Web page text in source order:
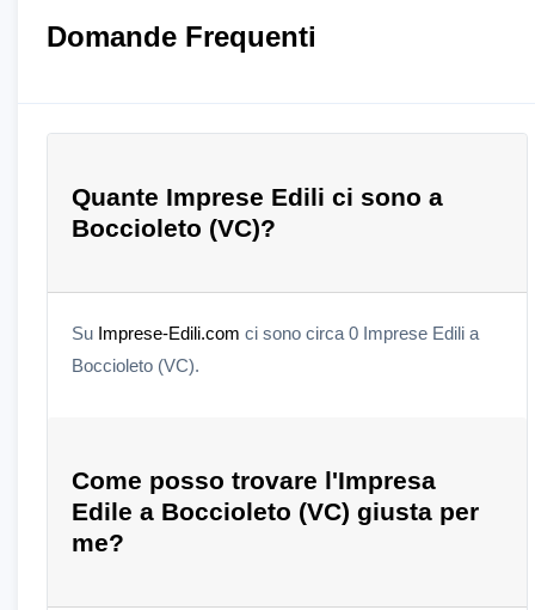
Domande Frequenti
Quante Imprese Edili ci sono a
Boccioleto (VC)?
Su Imprese-Edili.com ci sono circa 0 Imprese Edili a
Boccioleto (VC).
Come posso trovare l'Impresa
Edile a Boccioleto (VC) giusta per
me?